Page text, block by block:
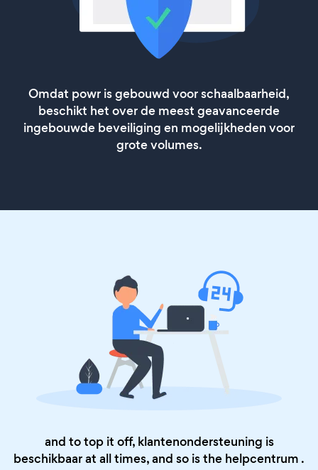
Omdat powr is gebouwd voor schaalbaarheid,
beschikt het over de meest geavanceerde
ingebouwde beveiliging en mogelijkheden voor
grote volumes.
and to top it off, klantenondersteuning is
beschikbaar at all times, and so is the helpcentrum .